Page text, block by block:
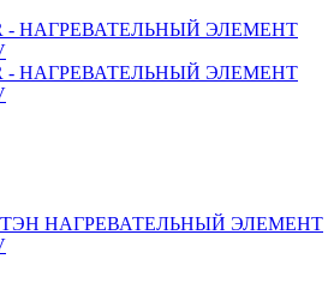
- ТЭН НАГРЕВАТЕЛЬНЫЙ ЭЛЕМЕНТ